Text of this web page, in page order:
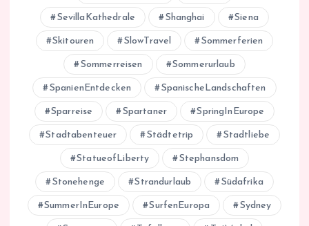
SevillaKathedrale Shanghai Siena
Skitouren SlowTravel Sommerferien
Sommerreisen Sommerurlaub
SpanienEntdecken SpanischeLandschaften
Sparreise Spartaner SpringInEurope
Stadtabenteuer Städtetrip Stadtliebe
StatueofLiberty Stephansdom
Stonehenge Strandurlaub Südafrika
SummerInEurope SurfenEuropa Sydney